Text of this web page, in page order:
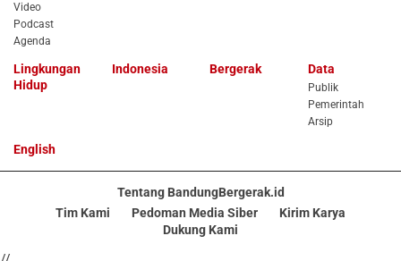
Video
Podcast
Agenda
Lingkungan
Hidup
Indonesia Bergerak Data
Publik
Pemerintah
Arsip
English
Tentang BandungBergerak.id
Tim Kami
Pedoman Media Siber
Kirim Karya
Dukung Kami